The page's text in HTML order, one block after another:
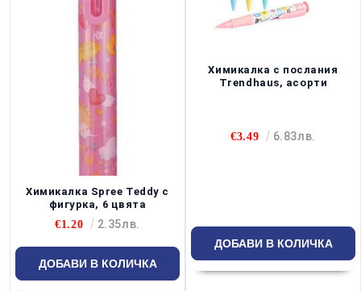
Химикалка Spree Teddy с
фигурка, 6 цвята
€1.20
2.35лв.
Химикалка с послания
Trendhaus, асорти
€3.49 6.83лв.